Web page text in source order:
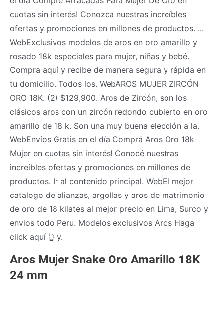
cuotas sin interés! Conozca nuestras increíbles
ofertas y promociones en millones de productos. ...
WebExclusivos modelos de aros en oro amarillo y
rosado 18k especiales para mujer, niñas y bebé.
Compra aquí y recibe de manera segura y rápida en
tu domicilio. Todos los. WebAROS MUJER ZIRCÓN
ORO 18K. (2) $129,900. Aros de Zircón, son los
clásicos aros con un zircón redondo cubierto en oro
amarillo de 18 k. Son una muy buena elección a la.
WebEnvíos Gratis en el día Comprá Aros Oro 18k
Mujer en cuotas sin interés! Conocé nuestras
increíbles ofertas y promociones en millones de
productos. Ir al contenido principal. WebEl mejor
catalogo de alianzas, argollas y aros de matrimonio
de oro de 18 kilates al mejor precio en Lima, Surco y
envios todo Peru. Modelos exclusivos Aros Haga
click aquí 👆 y.
Aros Mujer Snake Oro Amarillo 18K
24 mm